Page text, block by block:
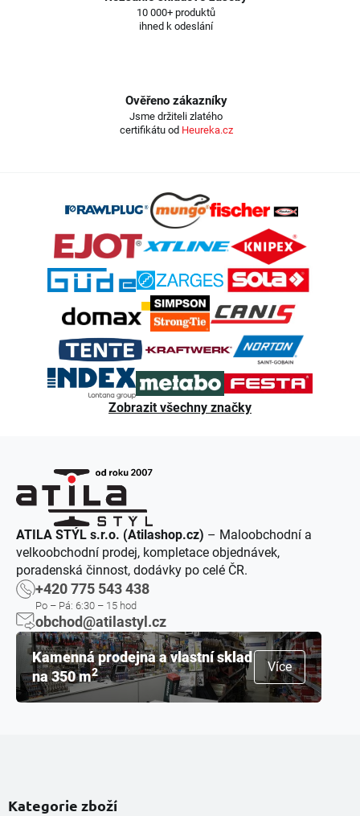
10 000+ produktů
ihned k odeslání
Ověřeno zákazníky
Jsme držiteli zlatého
certifikátu od Heureka.cz
Zobrazit všechny značky
ATILA STÝL s.r.o. (Atilashop.cz) – Maloobchodní a
velkoobchodní prodej, kompletace objednávek,
poradenská činnost, dodávky po celé ČR.
+420 775 543 438
Po – Pá: 6:30 – 15 hod
obchod@atilastyl.cz
Kamenná prodejna a vlastní sklad
na 350 m2 Více
Kategorie zboží